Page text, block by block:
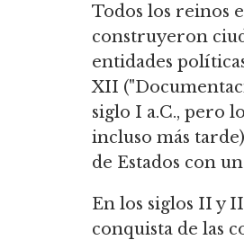
Todos los reinos
construyeron
entidades
XII
siglo I a.C., pero
incluso más
de Estados con
En los siglos II y
conquista de las